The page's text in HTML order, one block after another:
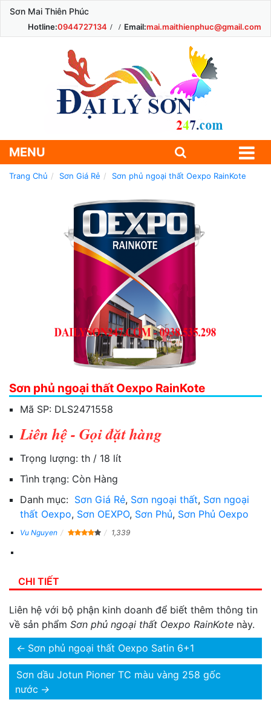
Sơn Mai Thiên Phúc
Hotline:0944727134 Email:mai.maithienphuc@gmail.com
MENU
Trang Chủ Sơn Giá Rẻ Sơn phủ ngoại thất Oexpo RainKote
Sơn phủ ngoại thất Oexpo RainKote
Mã SP: DLS2471558
Liên hệ - Gọi đặt hàng
Trọng lượng: th / 18 lít
Tình trạng: Còn Hàng
Danh mục: Sơn Giá Rẻ, Sơn ngoại thất, Sơn ngoại
thất Oexpo, Sơn OEXPO, Sơn Phủ, Sơn Phủ Oexpo
Vu Nguyen 1,339
CHI TIẾT
Liên hệ với bộ phận kinh doanh để biết thêm thông tin
về sản phẩm Sơn phủ ngoại thất Oexpo RainKote này.
← Sơn phủ ngoại thất Oexpo Satin 6+1
Sơn dầu Jotun Pioner TC màu vàng 258 gốc
nước →